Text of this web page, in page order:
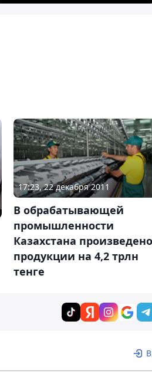
17:23, 22 декабря 2011
В обрабатывающей
промышленности
Казахстана произведено
продукции на 4,2 трлн
тенге